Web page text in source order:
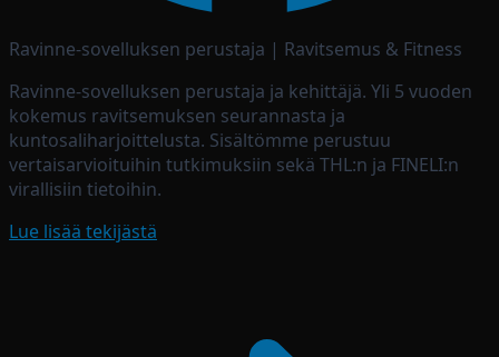
Ravinne-sovelluksen perustaja | Ravitsemus & Fitness
Ravinne-sovelluksen perustaja ja kehittäjä. Yli 5 vuoden
kokemus ravitsemuksen seurannasta ja
kuntosaliharjoittelusta. Sisältömme perustuu
vertaisarvioituihin tutkimuksiin sekä THL:n ja FINELI:n
virallisiin tietoihin.
Lue lisää tekijästä